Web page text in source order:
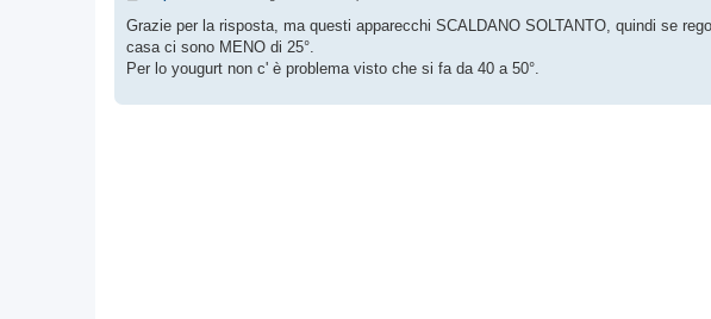
s
a
g
o
Grazie per la risposta, ma questi apparecchi SCALDANO SOLTANTO, quindi se
casa ci sono MENO di 25°.
Per lo yougurt non c' è problema visto che si fa da 40 a 50°.